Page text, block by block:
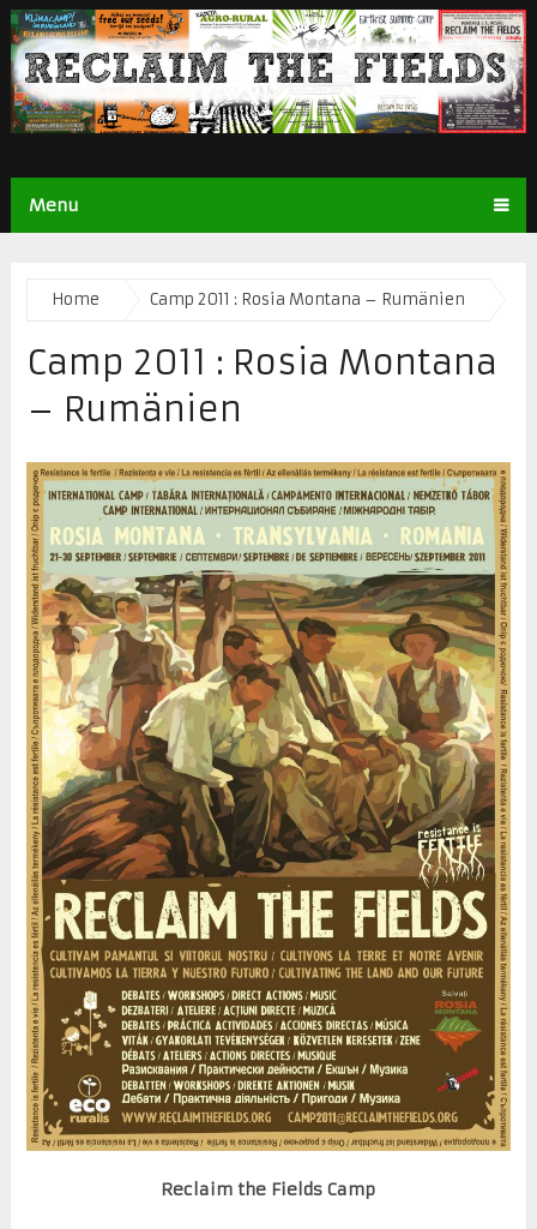
Menu
Home Camp 2011 : Rosia Montana – Rumänien
Camp 2011 : Rosia Montana
– Rumänien
Reclaim the Fields Camp